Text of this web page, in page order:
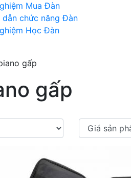
Mua Đàn
dẫn chức năng Đàn
Học Đàn
gấp
gấp